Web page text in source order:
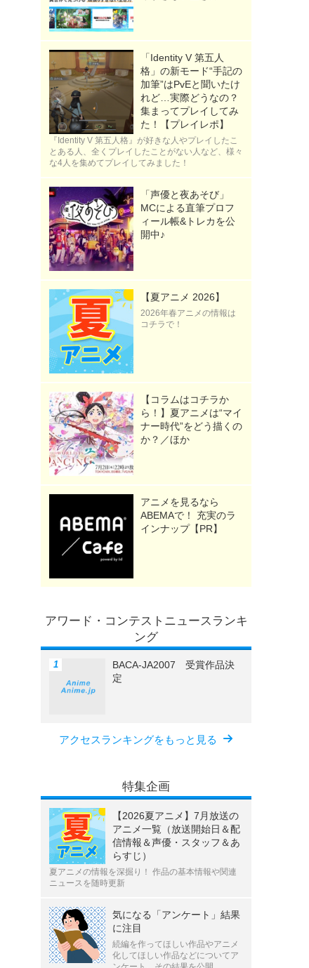
「Identity V 第五人
格」の新モード“手記の
加筆”はPvEと聞いたけ
れど…実際どうなの？
集まってプレイしてみ
た！【プレイレポ】
『Identity V 第五人格』が好きな人やプレイしたこ
とある人、全くプレイしたことがない人など、様々
な4人を集めてプレイしてみました！
「声優と夜あそび」
MCによる直筆プロフ
ィール帳&トレカを公
開中♪
【夏アニメ 2026】
2026年春アニメの情報は
コチラで！
【コラムはコチラか
ら！】夏アニメは“マイ
ナー時代”をどう描くの
か？／ほか
アニメを見るなら
ABEMAで！ 充実のラ
インナップ【PR】
アワード・コンテストニュースランキ
ング
BACA-JA2007 受賞作品決
定
アクセスランキングをもっと見る
特集企画
【2026夏アニメ】7月放送の
アニメ一覧（放送開始日＆配
信情報＆声優・スタッフ＆あ
らすじ）
夏アニメの情報を深掘り！ 作品の基本情報や関連
ニュースを随時更新
気になる「アンケート」結果
に注目
続編を作ってほしい作品やアニメ
化してほしい作品などについてア